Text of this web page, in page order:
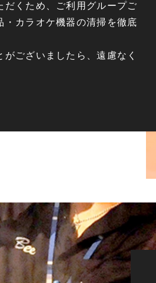
くため、ご利用グループご
・カラオケ機器の清掃を徹底
ございましたら、遠慮なく